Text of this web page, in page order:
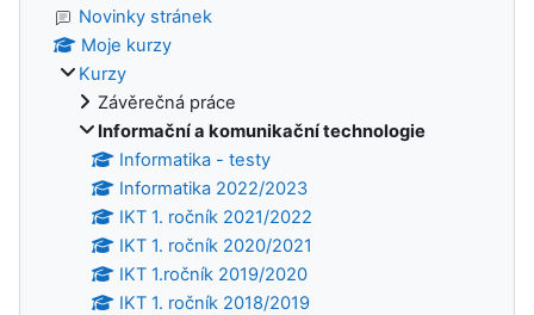
Novinky stránek
Moje kurzy
Kurzy
Závěrečná práce
Informační a komunikační technologie
Informatika - testy
Informatika 2022/2023
IKT 1. ročník 2021/2022
IKT 1. ročník 2020/2021
IKT 1.ročník 2019/2020
IKT 1. ročník 2018/2019